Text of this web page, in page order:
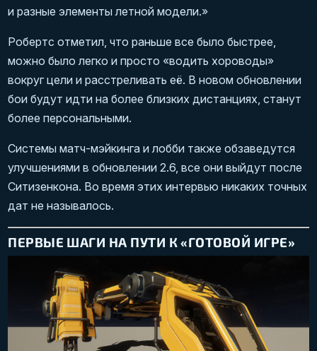
и разные элементы летной модели.»
Робертс отметил, что раньше все было быстрее,
можно было легко и просто «водить хороводы»
вокруг цели и расстреливать её. В новом обновлении
бои будут идти на более близких дистанциях, станут
более персональными.
Системы матч-мэйкинга и лобби также обзаведутся
улучшениями в обновлении 2.6, все они выйдут после
Ситизенкона. Во время этих интервью никаких точных
дат не называлось.
ПЕРВЫЕ ШАГИ НА ПУТИ К «ГОТОВОЙ ИГРЕ»